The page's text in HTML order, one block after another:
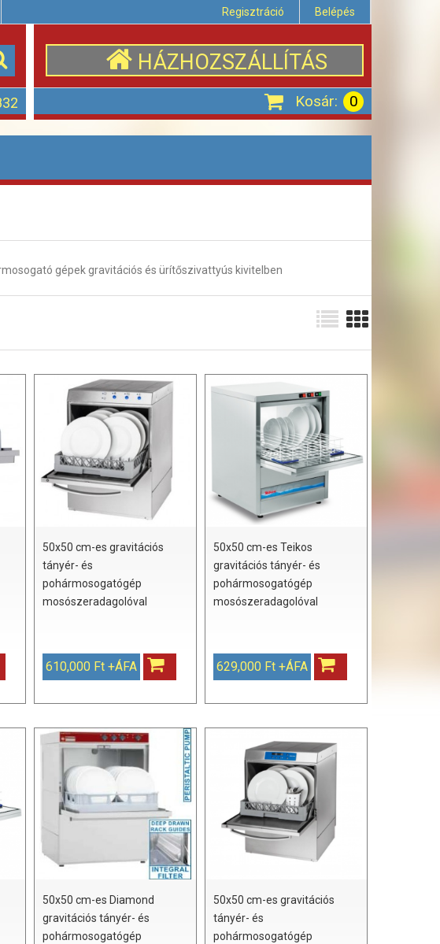
Regisztráció Belépés
HÁZHOZSZÁLLÍTÁS
Kosár: 0
gépek gravitációs és ürítőszivattyús kivitelben
50x50 cm-es gravitációs
tányér- és
pohármosogatógép
mosószeradagolóval
610,000 Ft +ÁFA
50x50 cm-es Teikos
gravitációs tányér- és
pohármosogatógép
mosószeradagolóval
629,000 Ft +ÁFA
50x50 cm-es Diamond
gravitációs tányér- és
pohármosogatógép
50x50 cm-es gravitációs
tányér- és
pohármosogatógép